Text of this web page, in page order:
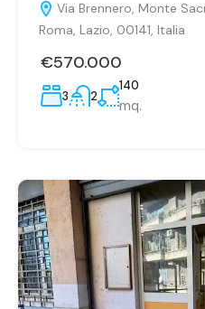
Via Brennero, Monte
Roma, Lazio, 00141, Italia
€570.000
3 2
140
mq.